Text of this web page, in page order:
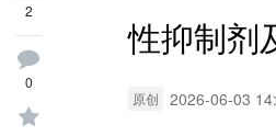
2
0
性抑制剂
原创 2026-06-03